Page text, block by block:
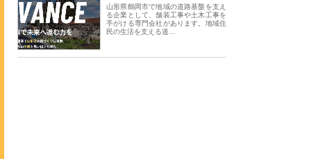
山形県鶴岡市で地域の道路基盤を支え
る企業として、舗装工事や土木工事を
手がける専門会社があります。地域住
民の生活を支える道…